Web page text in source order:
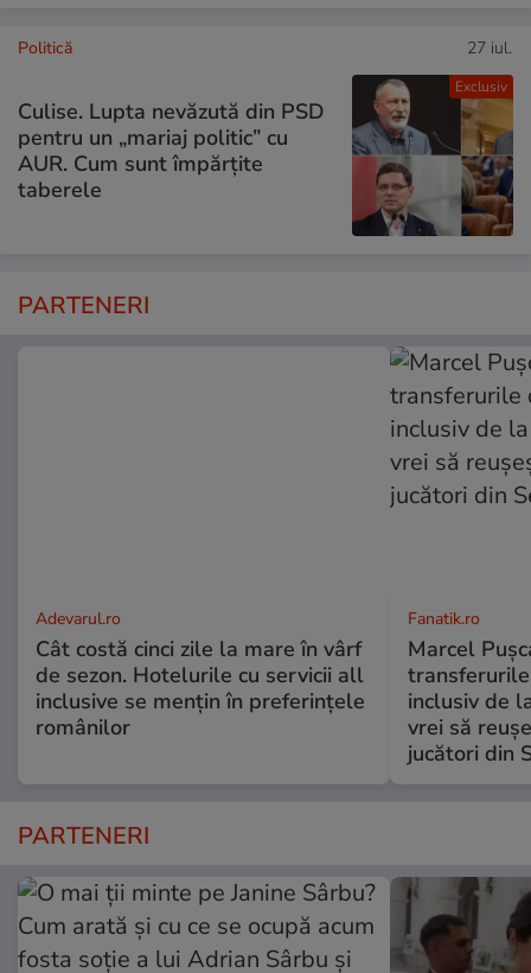
Exclusiv
Politică 27 iul.
Culise. Lupta nevăzută din PSD
pentru un „mariaj politic” cu
AUR. Cum sunt împărțite
taberele
PARTENERI
Adevarul.ro
Cât costă cinci zile la mare în vârf
de sezon. Hotelurile cu servicii all
inclusive se mențin în preferințele
românilor
Fanatik.ro
Marcel
inclusiv de
vrei să
jucători din
PARTENERI